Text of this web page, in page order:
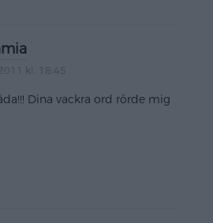
kl. 18:45
Dina vackra ord rörde mig